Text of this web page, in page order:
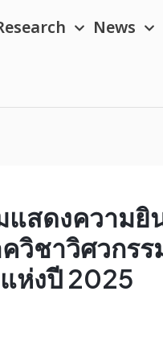
News
แสดงความ
วิชาวิศวกร
ห่งปี 2025